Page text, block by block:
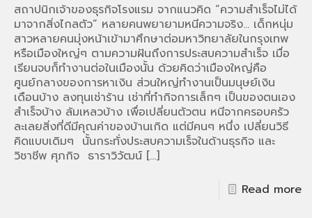
สถาปนิกเจ้าของธุรกิจโรงแรม จากแนวคิด “ความสำเร็จไม่ได้
มาจากสิ่งไกลตัว” หลายคนพยายามหนีความจริง… เด็กหนุ่ม
สาวหลายคนมุ่งหน้าเข้ามาศึกษาต่อมหาวิทยาลัยในกรุงเทพ
หรือเมืองใหญ่ๆ ตามความฝันถึงการประสบความสำเร็จ เมื่อ
เรียนจบก็ทำงานต่อในเมืองนั้น ด้วยคิดว่าเมืองใหญ่คือ
ศูนย์กลางของการหาเงิน ส่วนใหญ่ทำงานเป็นมนุษย์เงิน
เดือนบ้าง ลงทุนเช่าร้าน เช่าที่ทำกิจการเล็กๆ เป็นของตนเอง
สำเร็จบ้าง ล้มเหลวบ้าง เพื่อเปลี่ยนตัวตน หนีจากครอบครัว
ละเลยสิ่งที่ดีมีคุณค่าของบ้านเกิด แต่มีคนๆ หนึ่ง เปลี่ยนวิธี
คิดแบบเดิมๆ นั้นกระทั่งประสบความเร็จในด้านธุรกิจ และ
วิชาชีพ ศุภกิจ ธาราวิวัฒน์ […]
Read more